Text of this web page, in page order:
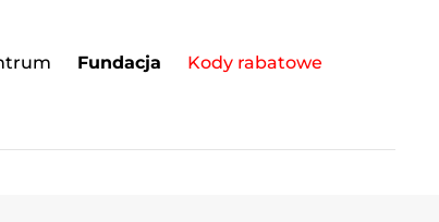
Fundacja Kody rabatowe